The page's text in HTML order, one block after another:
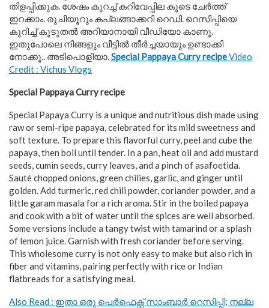
തിളപ്പിക്കുക. ശേഷം കുറച്ച് കറിവേപ്പില കൂടെ ചേർത്ത്
ഇറക്കാം. രുചിയൂറും കപ്ലങ്ങാക്കറി റെഡി. റെസിപ്പിയെ
കുറിച്ച് കൂടുതൽ അറിയാനായി വീഡിയോ കാണൂ.
ഇതുപോലെ നിങ്ങളും വീട്ടിൽ തീർച്ചയായും ഉണ്ടാക്കി
നോക്കൂ.. അടിപൊളിയാ.Special Pappaya Curry recipeVideo
Credit : Vichus Vlogs
Special Pappaya Curry recipe
Special Papaya Curry is a unique and nutritious dish made using
raw or semi-ripe papaya, celebrated for its mild sweetness and
soft texture. To prepare this flavorful curry, peel and cube the
papaya, then boil until tender. In a pan, heat oil and add mustard
seeds, cumin seeds, curry leaves, and a pinch of asafoetida.
Sauté chopped onions, green chilies, garlic, and ginger until
golden. Add turmeric, red chili powder, coriander powder, and a
little garam masala for a rich aroma. Stir in the boiled papaya
and cook with a bit of water until the spices are well absorbed.
Some versions include a tangy twist with tamarind or a splash
of lemon juice. Garnish with fresh coriander before serving.
This wholesome curry is not only easy to make but also rich in
fiber and vitamins, pairing perfectly with rice or Indian
flatbreads for a satisfying meal.
Also Read : ഇതാ ഒരു പെർഫെക്റ്റ് സാംബാർ റെസിപ്പി; നല്ല